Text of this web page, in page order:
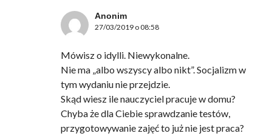
Anonim
27/03/2019 o 08:58
Mówisz o idylli. Niewykonalne.
Nie ma „albo wszyscy albo nikt”. Socjalizm w
tym wydaniu nie przejdzie.
Skąd wiesz ile nauczyciel pracuje w domu?
Chyba że dla Ciebie sprawdzanie testów,
przygotowywanie zajęć to już nie jest praca?